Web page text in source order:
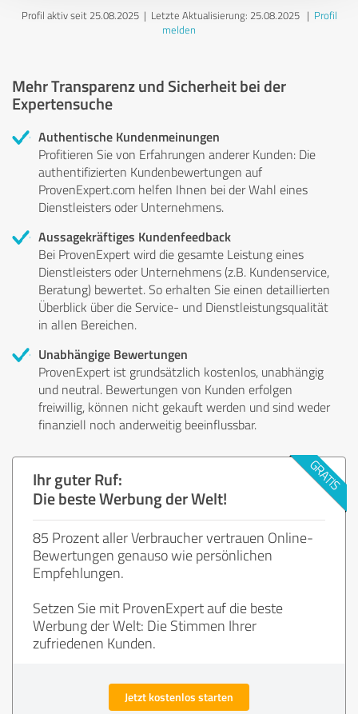
Profil aktiv seit 25.08.2025 | Letzte Aktualisierung: 25.08.2025| Profil
melden
Mehr Transparenz und Sicherheit bei der
Expertensuche
Authentische Kundenmeinungen
Profitieren Sie von Erfahrungen anderer Kunden: Die
authentifizierten Kundenbewertungen auf
ProvenExpert.com helfen Ihnen bei der Wahl eines
Dienstleisters oder Unternehmens.
Aussagekräftiges Kundenfeedback
Bei ProvenExpert wird die gesamte Leistung eines
Dienstleisters oder Unternehmens (z.B. Kundenservice,
Beratung) bewertet. So erhalten Sie einen detaillierten
Überblick über die Service- und Dienstleistungsqualität
in allen Bereichen.
Unabhängige Bewertungen
ProvenExpert ist grundsätzlich kostenlos, unabhängig
und neutral. Bewertungen von Kunden erfolgen
freiwillig, können nicht gekauft werden und sind weder
finanziell noch anderweitig beeinflussbar.
Ihr guter Ruf:
Die beste Werbung der Welt!
85 Prozent aller Verbraucher vertrauen Online-
Bewertungen genauso wie persönlichen
Empfehlungen.
Setzen Sie mit ProvenExpert auf die beste
Werbung der Welt: Die Stimmen Ihrer
zufriedenen Kunden.
Jetzt kostenlos starten